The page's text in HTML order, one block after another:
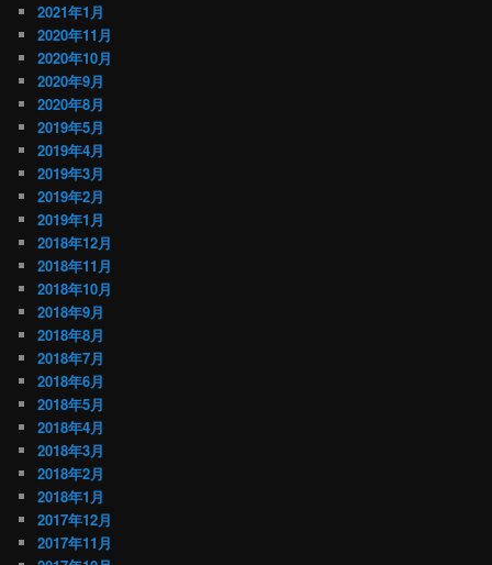
2021年1月
2020年11月
2020年10月
2020年9月
2020年8月
2019年5月
2019年4月
2019年3月
2019年2月
2019年1月
2018年12月
2018年11月
2018年10月
2018年9月
2018年8月
2018年7月
2018年6月
2018年5月
2018年4月
2018年3月
2018年2月
2018年1月
2017年12月
2017年11月